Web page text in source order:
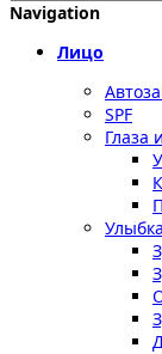
Navigation
Лицо
SPF
Глаза
Улыбка